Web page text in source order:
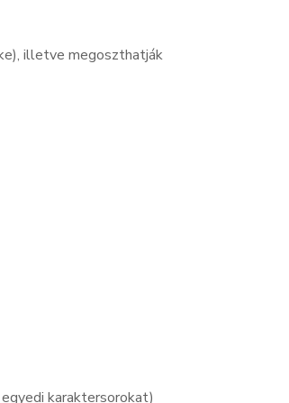
illetve megoszthatják
karaktersorokat)